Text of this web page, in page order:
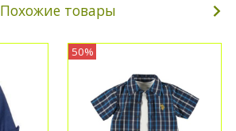
Похожие товары
50%